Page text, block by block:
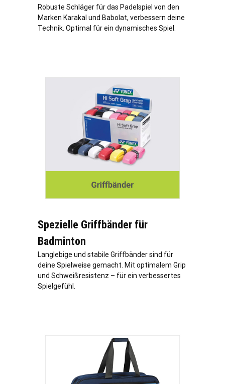
Robuste Schläger für das Padelspiel von den
Marken Karakal und Babolat, verbessern deine
Technik. Optimal für ein dynamisches Spiel.
Spezielle Griffbänder für
Badminton
Langlebige und stabile Griffbänder sind für
deine Spielweise gemacht. Mit optimalem Grip
und Schweißresistenz – für ein verbessertes
Spielgefühl.